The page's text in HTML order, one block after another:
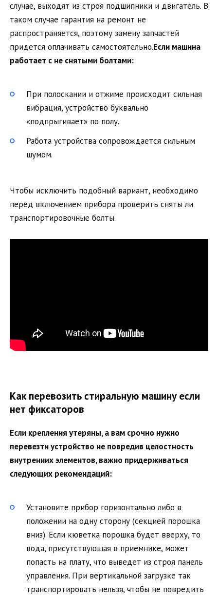
случае, выходят из строя подшипники и двигатель. В
таком случае гарантия на ремонт не
распространяется, поэтому замену запчастей
придется оплачивать самостоятельно.Если машина
работает с не снятыми болтами:
При полоскании и отжиме происходит сильная
вибрация, устройство буквально
«подпрыгивает» по полу.
Работа устройства сопровождается сильным
шумом.
Чтобы исключить подобный вариант, необходимо
перед включением прибора проверить сняты ли
транспортировочные болты.
Как перевозить стиральную машину если
нет фиксаторов
Если крепления утеряны, а вам срочно нужно
перевезти устройство не повредив целостность
внутренних элементов, важно придерживаться
следующих рекомендаций:
Установите прибор горизонтально либо в
положении на одну сторону (секцией порошка
вниз). Если кюветка порошка будет вверху, то
вода, присутствующая в приемнике, может
попасть на плату, что выведет из строя панель
управления. При вертикальной загрузке так
транспортировать нельзя, чтобы не повредить